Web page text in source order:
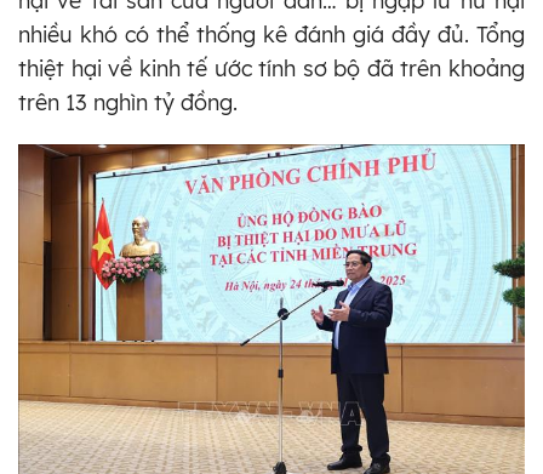
nhiều khó có thể thống kê đánh giá đầy đủ. Tổng
thiệt hại về kinh tế ước tính sơ bộ đã trên khoảng
trên 13 nghìn tỷ đồng.